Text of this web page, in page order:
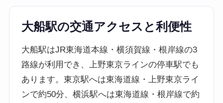
大船駅の交通アクセスと利便性
大船駅はJR東海道本線・横須賀線・根岸線の3
路線が利用でき、上野東京ラインの停車駅でも
あります。東京駅へは東海道線・上野東京ライ
ンで約50分、横浜駅へは東海道線・根岸線で約